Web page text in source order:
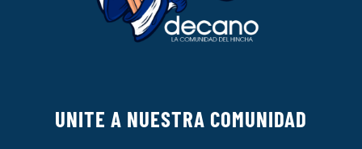
UNITE A NUESTRA COMUNIDAD